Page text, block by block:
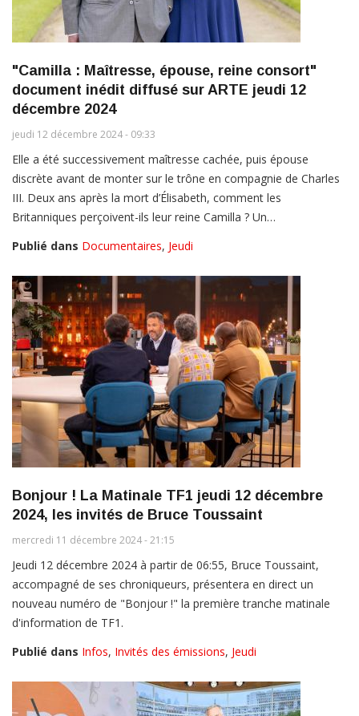
"Camilla : Maîtresse, épouse, reine consort"
document inédit diffusé sur ARTE jeudi 12
décembre 2024
jeudi 12 décembre 2024 - 09:33
Elle a été successivement maîtresse cachée, puis épouse
discrète avant de monter sur le trône en compagnie de Charles
III. Deux ans après la mort d’Élisabeth, comment les
Britanniques perçoivent-ils leur reine Camilla ? Un…
Publié dans Documentaires, Jeudi
Bonjour ! La Matinale TF1 jeudi 12 décembre
2024, les invités de Bruce Toussaint
mercredi 11 décembre 2024 - 21:15
Jeudi 12 décembre 2024 à partir de 06:55, Bruce Toussaint,
accompagné de ses chroniqueurs, présentera en direct un
nouveau numéro de "Bonjour !" la première tranche matinale
d'information de TF1.
Publié dans Infos, Invités des émissions, Jeudi